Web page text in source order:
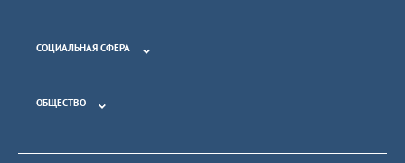
СОЦИАЛЬНАЯ СФЕРА
ОБЩЕСТВО